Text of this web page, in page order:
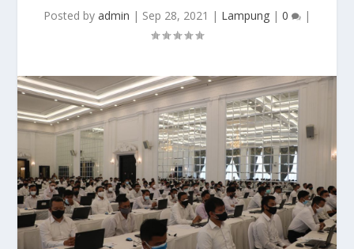
Posted by admin | Sep 28, 2021 | Lampung | 0 |